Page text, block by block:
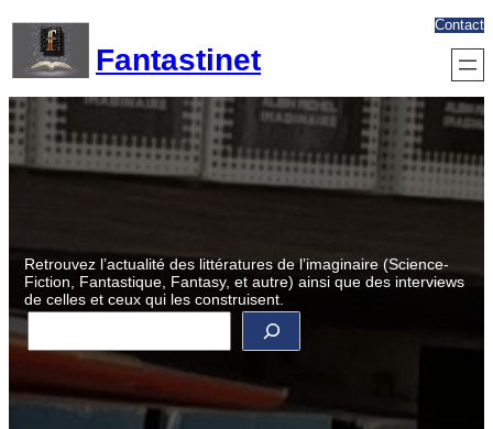
contenu
Fantastinet
Contact
Retrouvez l’actualité des littératures de l’imaginaire (Science-
Fiction, Fantastique, Fantasy, et autre) ainsi que des interviews
de celles et ceux qui les construisent.
R
e
c